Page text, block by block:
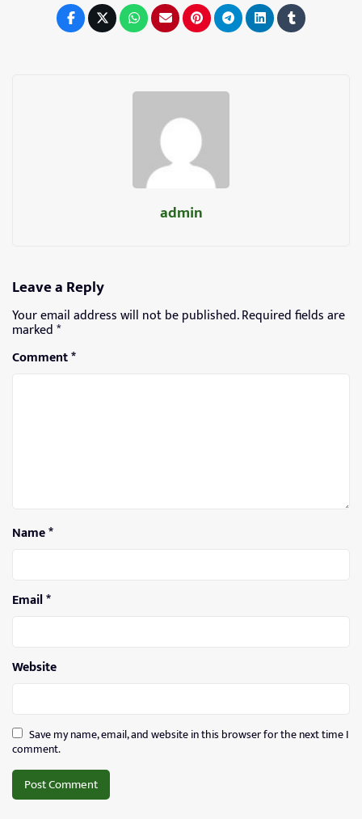
admin
Leave a Reply
Your email address will not be published.Required fields are
marked*
Comment*
Name*
Email*
Website
Save my name, email, and website in this browser for the next time I
comment.